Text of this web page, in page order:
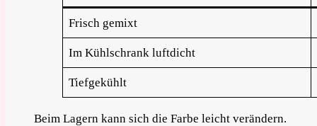
Frisch gemixt
Im Kühlschrank luftdicht
Tiefgekühlt
Beim Lagern kann sich die Farbe leicht verändern.